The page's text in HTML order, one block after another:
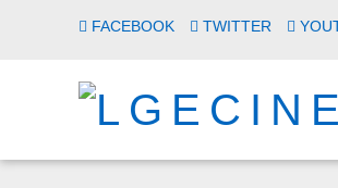
FACEBOOK TWITTER